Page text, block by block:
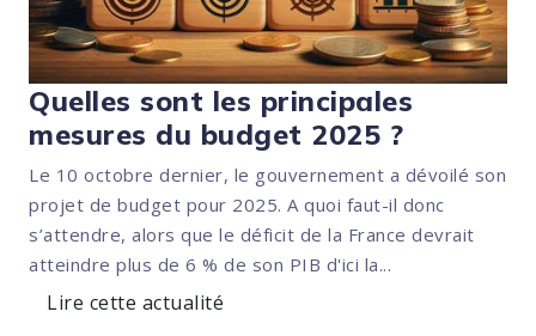
Quelles sont les principales
mesures du budget 2025 ?
Le 10 octobre dernier, le gouvernement a dévoilé son
projet de budget pour 2025. A quoi faut-il donc
s’attendre, alors que le déficit de la France devrait
atteindre plus de 6 % de son PIB d'ici la...
Lire cette actualité